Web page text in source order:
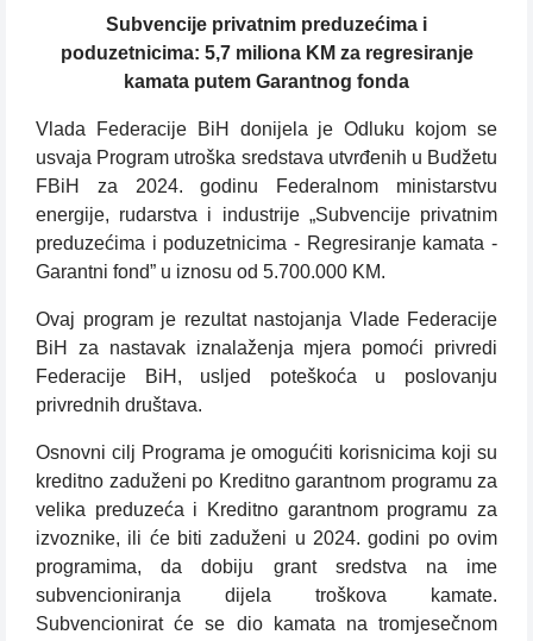
Subvencije privatnim preduzećima i
poduzetnicima: 5,7 miliona KM za regresiranje
kamata putem Garantnog fonda
Vlada Federacije BiH donijela je Odluku kojom se
usvaja Program utroška sredstava utvrđenih u Budžetu
FBiH za 2024. godinu Federalnom ministarstvu
energije, rudarstva i industrije „Subvencije privatnim
preduzećima i poduzetnicima - Regresiranje kamata -
Garantni fond” u iznosu od 5.700.000 KM.
Ovaj program je rezultat nastojanja Vlade Federacije
BiH za nastavak iznalaženja mjera pomoći privredi
Federacije BiH, usljed poteškoća u poslovanju
privrednih društava.
Osnovni cilj Programa je omogućiti korisnicima koji su
kreditno zaduženi po Kreditno garantnom programu za
velika preduzeća i Kreditno garantnom programu za
izvoznike, ili će biti zaduženi u 2024. godini po ovim
programima, da dobiju grant sredstva na ime
subvencioniranja dijela troškova kamate.
Subvencionirat će se dio kamata na tromjesečnom